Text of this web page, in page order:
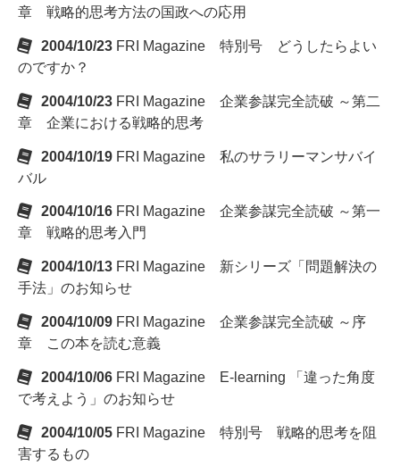
章 戦略的思考方法の国政への応用
2004/10/23 FRI Magazine 特別号 どうしたらよい
のですか？
2004/10/23 FRI Magazine 企業参謀完全読破 ～第二
章 企業における戦略的思考
2004/10/19 FRI Magazine 私のサラリーマンサバイ
バル
2004/10/16 FRI Magazine 企業参謀完全読破 ～第一
章 戦略的思考入門
2004/10/13 FRI Magazine 新シリーズ「問題解決の
手法」のお知らせ
2004/10/09 FRI Magazine 企業参謀完全読破 ～序
章 この本を読む意義
2004/10/06 FRI Magazine E-learning 「違った角度
で考えよう」のお知らせ
2004/10/05 FRI Magazine 特別号 戦略的思考を阻
害するもの